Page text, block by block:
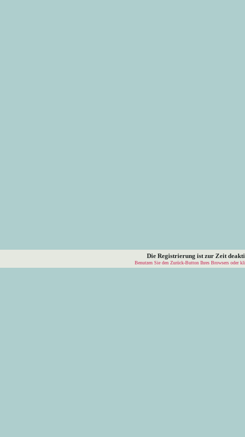
Die Registrierung ist zur Zeit
Benutzen Sie den Zurück-Button Ihres Browsers oder